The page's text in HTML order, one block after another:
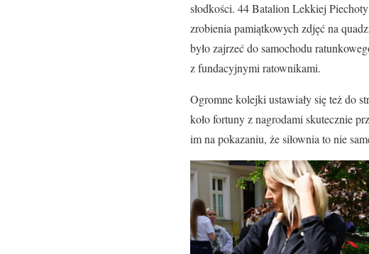
słodkości. 44 Batalion Lekkiej
zrobienia pamiątkowych zdjęć na
było zajrzeć do samochodu
z fundacyjnymi ratownikami.
Ogromne kolejki ustawiały się też do
koło fortuny z nagrodami skutecznie
im na pokazaniu, że siłownia to nie